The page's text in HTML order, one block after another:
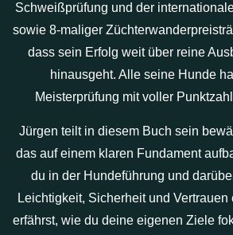
Schweißprüfung und der
sowie 8-maliger
dass sein Erfolg weit über reine
hinausgeht. Alle seine Hunde
Meisterprüfung mit voller
Jürgen teilt in diesem Buch sein
das auf einem klaren Fundament
du in der Hundeführung und
Leichtigkeit, Sicherheit und Vertrauen
erfährst, wie du deine eigenen Ziele